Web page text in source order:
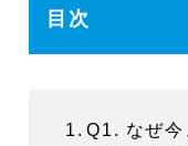
目次
Q1. なぜ今